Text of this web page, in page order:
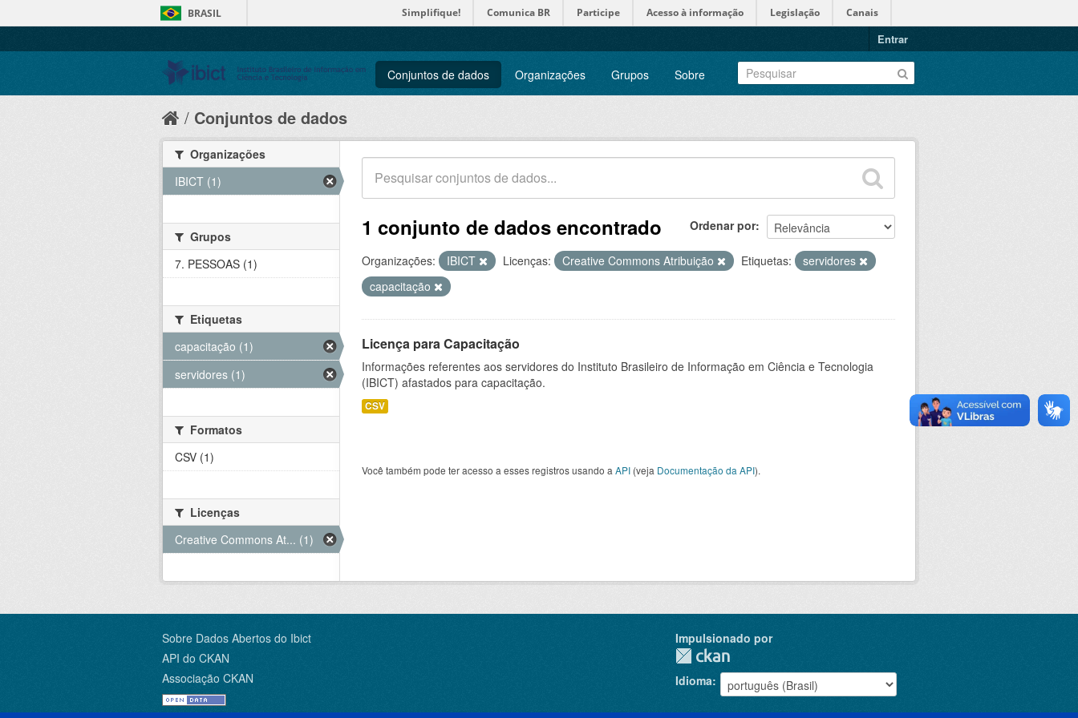
BRASIL Simplifique! Comunica BR Participe Acesso à informação Legislação Canais
Entrar
Conjuntos de dados Organizações Grupos Sobre
Conjuntos de dados
Ordenar por
1 conjunto de dados encontrado
Organizações: IBICT Licenças: Creative Commons Atribuição Etiquetas:
servidores
capacitação
Licença para Capacitação
Informações referentes aos servidores do Instituto Brasileiro de Informação em Ciência e Tecnologia
(IBICT) afastados para capacitação.
CSV
Você também pode ter acesso a esses registros usando a API (veja Documentação da API).
Organizações
IBICT (1)
Grupos
7. PESSOAS (1)
Etiquetas
capacitação (1)
servidores (1)
Formatos
CSV (1)
Licenças
Creative Commons At... (1)
Sobre Dados Abertos do Ibict
API do CKAN
Associação CKAN
Impulsionado por
Idioma